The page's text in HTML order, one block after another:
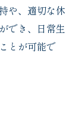
や、適切な休
でき、日常生
とが可能で